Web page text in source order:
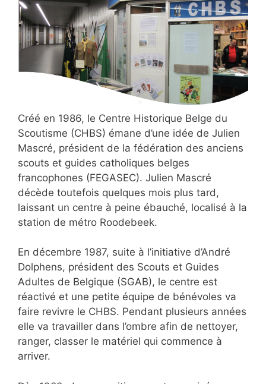
Créé en 1986, le Centre Historique Belge du
Scoutisme (CHBS) émane d’une idée de Julien
Mascré, président de la fédération des anciens
scouts et guides catholiques belges
francophones (FEGASEC). Julien Mascré
décède toutefois quelques mois plus tard,
laissant un centre à peine ébauché, localisé à la
station de métro Roodebeek.
En décembre 1987, suite à l’initiative d’André
Dolphens, président des Scouts et Guides
Adultes de Belgique (SGAB), le centre est
réactivé et une petite équipe de bénévoles va
faire revivre le CHBS. Pendant plusieurs années
elle va travailler dans l’ombre afin de nettoyer,
ranger, classer le matériel qui commence à
arriver.